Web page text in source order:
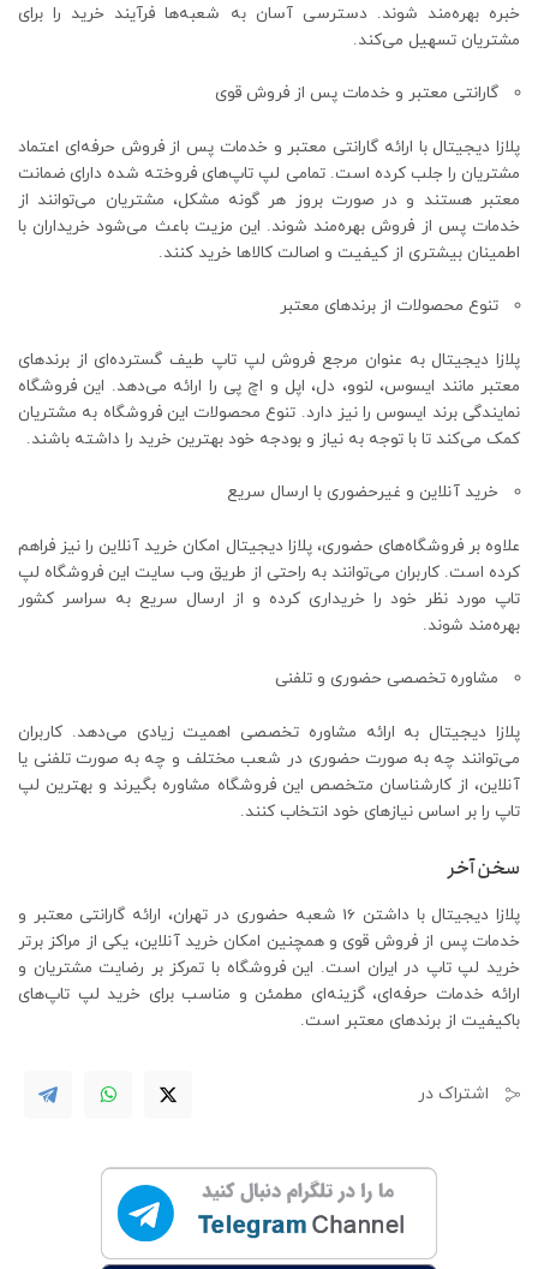
خبره بهره‌مند شوند. دسترسی آسان به شعبه‌ها فرآیند خرید را برای
مشتریان تسهیل می‌کند.
گارانتی معتبر و خدمات پس از فروش قوی
پلازا دیجیتال با ارائه گارانتی معتبر و خدمات پس از فروش حرفه‌ای اعتماد
مشتریان را جلب کرده است. تمامی لپ ‌تاپ‌های فروخته‌ شده دارای ضمانت
معتبر هستند و در صورت بروز هر گونه مشکل، مشتریان می‌توانند از
خدمات پس از فروش بهره‌مند شوند. این مزیت باعث می‌شود خریداران با
اطمینان بیشتری از کیفیت و اصالت کالاها خرید کنند.
تنوع محصولات از برندهای معتبر
پلازا دیجیتال به عنوان مرجع فروش لپ تاپ طیف گسترده‌ای از برندهای
معتبر مانند ایسوس، لنوو، دل، اپل و اچ‌ پی را ارائه می‌دهد. این فروشگاه
نمایندگی برند ایسوس را نیز دارد. تنوع محصولات این فروشگاه به مشتریان
کمک می‌کند تا با توجه به نیاز و بودجه خود بهترین خرید را داشته باشند.
خرید آنلاین و غیرحضوری با ارسال سریع
علاوه بر فروشگاه‌های حضوری، پلازا دیجیتال امکان خرید آنلاین را نیز فراهم
کرده است. کاربران می‌توانند به‌ راحتی از طریق وب‌ سایت این فروشگاه لپ
‌تاپ مورد نظر خود را خریداری کرده و از ارسال سریع به سراسر کشور
بهره‌مند شوند.
مشاوره تخصصی حضوری و تلفنی
پلازا دیجیتال به ارائه مشاوره تخصصی اهمیت زیادی می‌دهد. کاربران
می‌توانند چه به‌ صورت حضوری در شعب مختلف و چه به ‌صورت تلفنی یا
آنلاین، از کارشناسان متخصص این فروشگاه مشاوره بگیرند و بهترین لپ
‌تاپ را بر اساس نیازهای خود انتخاب کنند.
سخن آخر
پلازا دیجیتال با داشتن 16 شعبه حضوری در تهران، ارائه گارانتی معتبر و
خدمات پس از فروش قوی و همچنین امکان خرید آنلاین، یکی از مراکز برتر
خرید لپ ‌تاپ در ایران است. این فروشگاه با تمرکز بر رضایت مشتریان و
ارائه خدمات حرفه‌ای، گزینه‌ای مطمئن و مناسب برای خرید لپ ‌تاپ‌های
باکیفیت از برندهای معتبر است.
اشتراک در